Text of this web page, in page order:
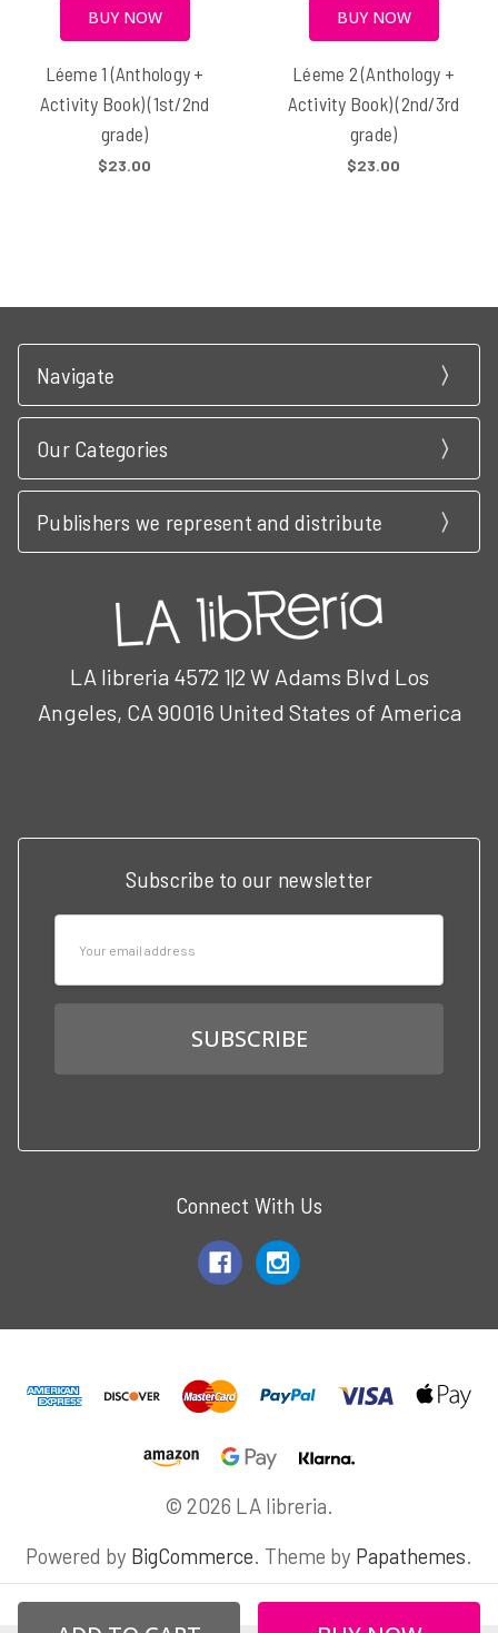
BUY NOW
Léeme 1 (Anthology +
Activity Book) (1st/2nd
grade)
$23.00
BUY NOW
Léeme 2 (Anthology +
Activity Book) (2nd/3rd
grade)
$23.00
Navigate
Our Categories
Publishers we represent and distribute
LA libreria 4572 1|2 W Adams Blvd Los
Angeles, CA 90016 United States of America
Subscribe to our newsletter
Connect With Us
© 2026 LA libreria.
Powered by BigCommerce. Theme by Papathemes.